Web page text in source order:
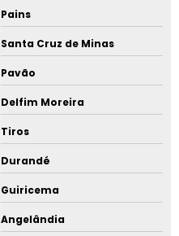
Pains
Santa Cruz de Minas
Pavão
Delfim Moreira
Tiros
Durandé
Guiricema
Angelândia